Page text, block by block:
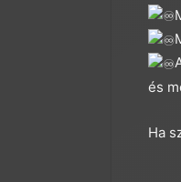
és
Ha